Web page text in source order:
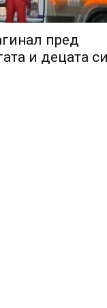
пред
и децата